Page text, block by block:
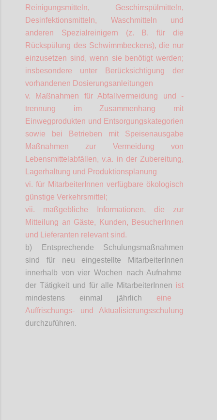
Reinigungsmitteln, Geschirrspülmitteln,
Desinfektionsmitteln, Waschmitteln und
anderen Spezialreinigern (z. B. für die
Rückspülung des Schwimmbeckens), die nur
einzusetzen sind, wenn sie benötigt werden;
insbesondere unter Berücksichtigung der
vorhandenen Dosierungsanleitungen
v. Maßnahmen für Abfallvermeidung und -
trennung im Zusammenhang mit
Einwegprodukten und Entsorgungskategorien
sowie bei Betrieben mit Speisenausgabe
Maßnahmen zur Vermeidung von
Lebensmittelabfällen, v.a. in der Zubereitung,
Lagerhaltung und Produktionsplanung
vi. für MitarbeiterInnen verfügbare ökologisch
günstige Verkehrsmittel;
vii. maßgebliche Informationen, die zur
Mitteilung an Gäste, Kunden, BesucherInnen
und Lieferanten relevant sind.
b) Entsprechende Schulungsmaßnahmen
sind für neu eingestellte
MitarbeiterInnen
innerhalb von vier Wochen nach Aufnahme
der Tätigkeit und für alle MitarbeiterInnen ist
mindestens einmal jährlich eine
Auffrischungs- und Aktualisierungsschulung
durchzuführen.